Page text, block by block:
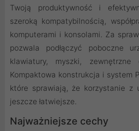
Twoją produktywność i
szeroką kompatybilnością,
komputerami i konsolami. Za
pozwala podłączyć poboczne
klawiatury, myszki,
Kompaktowa konstrukcja i system
które sprawiają, że korzystanie z
jeszcze łatwiejsze.
Najważniejsze cechy